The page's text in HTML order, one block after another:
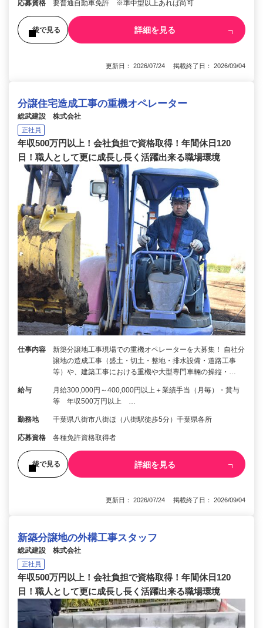
応募資格 要普通自動車免許 ※準中型以上あれば尚可
後で見る 詳細を見る
更新日： 2026/07/24 掲載終了日： 2026/09/04
分譲住宅造成工事の重機オペレーター
総武建設 株式会社
正社員
年収500万円以上！会社負担で資格取得！年間休日120
日！職人として更に成長し長く活躍出来る職場環境
仕事内容
新築分譲地工事現場での重機オペレーターを大募集！ 自社分
譲地の造成工事（盛土・切土・整地・排水設備・道路工事
等）や、建築工事における重機や大型専門車輛の操縦・…
給与
月給300,000円～400,000円以上＋業績手当（月毎）・賞与
等 年収500万円以上 …
勤務地 千葉県八街市八街ほ（八街駅徒歩5分）千葉県各所
応募資格 各種免許資格取得者
後で見る 詳細を見る
更新日： 2026/07/24 掲載終了日： 2026/09/04
新築分譲地の外構工事スタッフ
総武建設 株式会社
正社員
年収500万円以上！会社負担で資格取得！年間休日120
日！職人として更に成長し長く活躍出来る職場環境